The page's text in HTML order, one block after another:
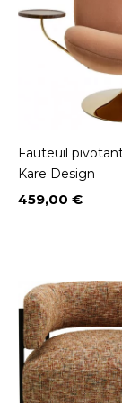
Fauteuil
Kare Design
Prix
459,00 €